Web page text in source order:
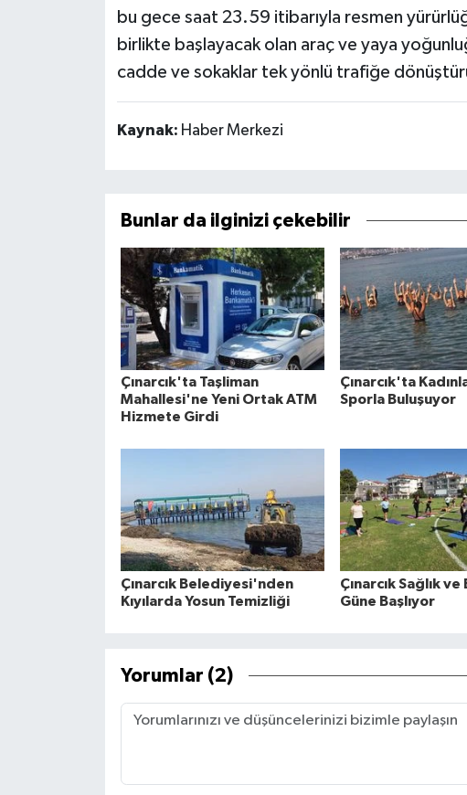
bu gece saat 23.59 itibarıyla resmen
birlikte başlayacak olan araç ve yaya
cadde ve sokaklar tek yönlü trafiğe
Kaynak: Haber Merkezi
Bunlar da ilginizi çekebilir
Çınarcık'ta Taşliman
Mahallesi'ne Yeni Ortak ATM
Hizmete Girdi
Çınarcık'ta
Sporla Buluşuyor
Çınarcık Belediyesi'nden
Kıyılarda Yosun Temizliği
Çınarcık Sağlık
Güne Başlıyor
Yorumlar (2)